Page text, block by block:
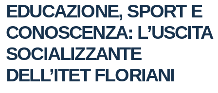
EDUCAZIONE, SPORT E
CONOSCENZA: L’USCITA
SOCIALIZZANTE
DELL’ITET FLORIANI